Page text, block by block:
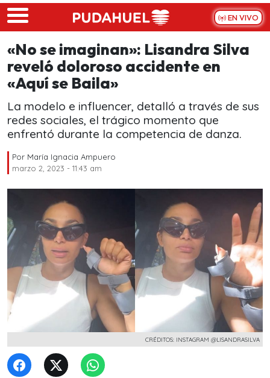
Skip to main content
EN VIVO
«No se imaginan»: Lisandra Silva
reveló doloroso accidente en
«Aquí se Baila»
La modelo e influencer, detalló a través de sus
redes sociales, el trágico momento que
enfrentó durante la competencia de danza.
Por María Ignacia Ampuero
marzo 2, 2023 - 11:43 am
CRÉDITOS: INSTAGRAM @LISANDRASILVA